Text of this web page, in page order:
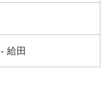
- 給田